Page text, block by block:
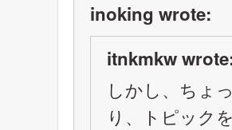
inoking wrote:
itnkmkw
しかし、ちょ
り、トピック